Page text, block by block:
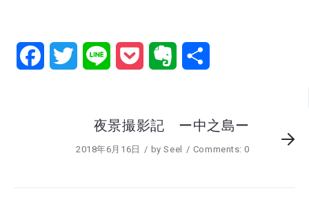
FacebookTwitter Line Pocket Evernote
夜景撮影記 ー中之島ー
2018年6月16日 bySeel Comments: 0